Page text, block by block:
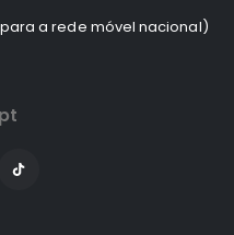
a rede móvel nacional)